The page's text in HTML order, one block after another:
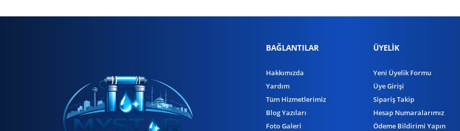
BAĞLANTILAR
Hakkımızda
Yardım
Tüm Hizmetlerimiz
Blog Yazıları
Foto Galeri
ÜYELİK
Yeni Üyelik Formu
Üye Girişi
Sipariş Takip
Hesap Numaralarımız
Ödeme Bildirimi Yapın